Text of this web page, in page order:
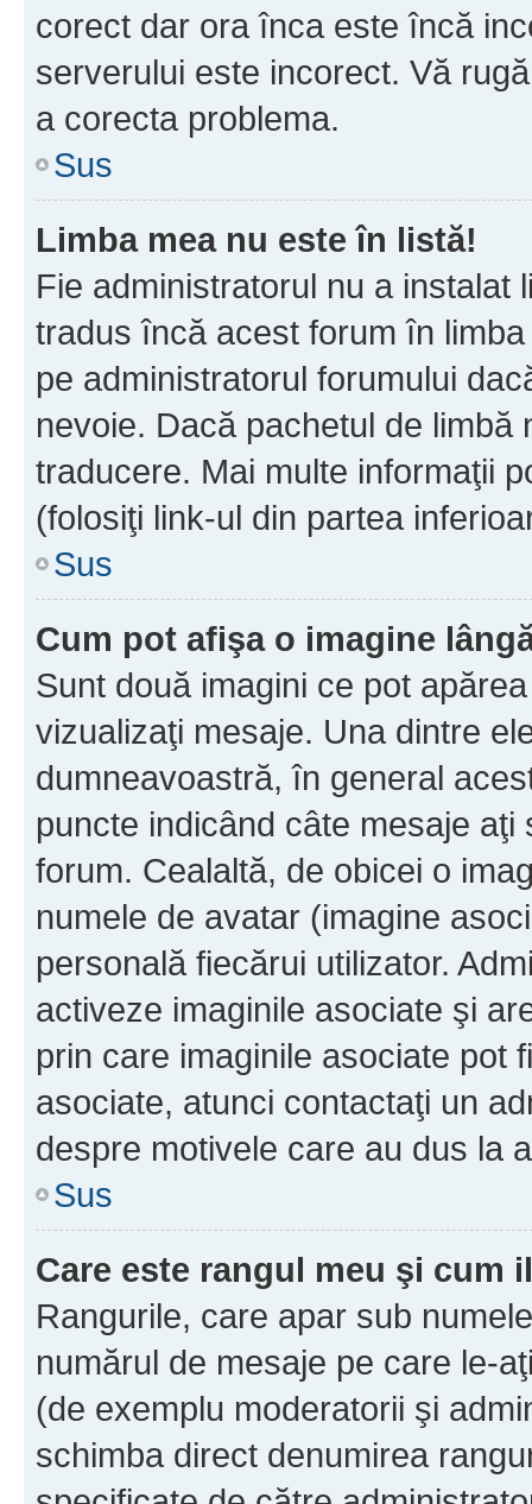
corect dar ora înca este încă
serverului este incorect. Vă
a corecta problema.
Sus
Limba mea nu este în listă!
Fie administratorul nu a instalat
tradus încă acest forum în
pe administratorul forumului
nevoie. Dacă pachetul de
traducere. Mai multe informaţii
(folosiţi link-ul din partea
Sus
Cum pot afişa o imagine
Sunt două imagini ce pot
vizualizaţi mesaje. Una dintre
dumneavoastră, în general
puncte indicând câte mesaje
forum. Cealaltă, de obicei o
numele de avatar (imagine
personală fiecărui utilizator.
activeze imaginile asociate şi
prin care imaginile asociate pot
asociate, atunci contactaţi un
despre motivele care au dus la
Sus
Care este rangul meu şi cum
Rangurile, care apar sub
numărul de mesaje pe care le-
(de exemplu moderatorii şi
schimba direct denumirea